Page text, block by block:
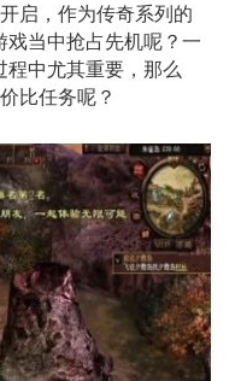
启，作为传奇系列的
戏当中抢占先机呢？一
中尤其重要，那么
比任务呢？